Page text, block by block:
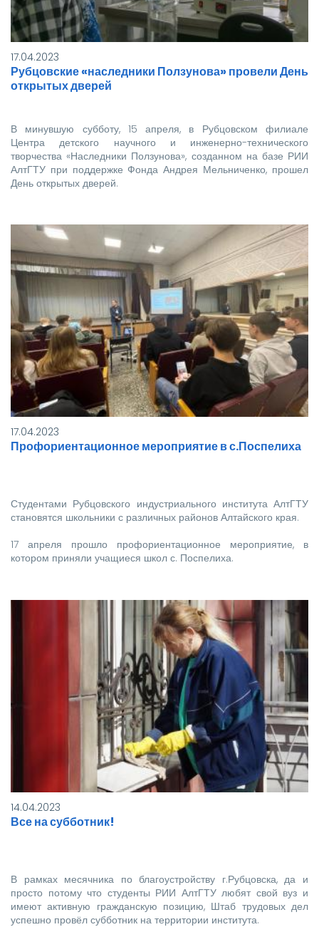
17.04.2023
Рубцовские «наследники Ползунова» провели День
открытых дверей
В минувшую субботу, 15 апреля, в Рубцовском филиале
Центра детского научного и инженерно-технического
творчества «Наследники Ползунова», созданном на базе РИИ
АлтГТУ при поддержке Фонда Андрея Мельниченко, прошел
День открытых дверей.
17.04.2023
Профориентационное мероприятие в с.Поспелиха
Студентами Рубцовского индустриального института АлтГТУ
становятся школьники с различных районов Алтайского края.
17 апреля прошло профориентационное мероприятие, в
котором приняли учащиеся школ с. Поспелиха.
14.04.2023
Все на субботник!
В рамках месячника по благоустройству г.Рубцовска, да и
просто потому что студенты РИИ АлтГТУ любят свой вуз и
имеют активную гражданскую позицию, Штаб трудовых дел
успешно провёл субботник на территории института.